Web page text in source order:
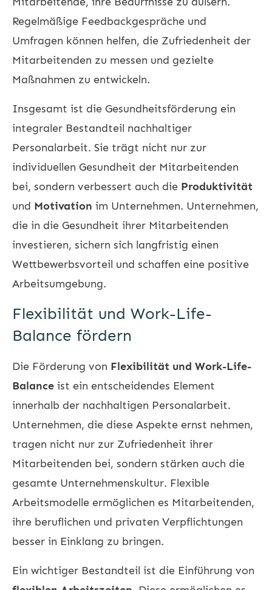
Regelmäßige Feedbackgespräche und
Umfragen können helfen, die Zufriedenheit der
Mitarbeitenden zu messen und gezielte
Maßnahmen zu entwickeln.
Insgesamt ist die Gesundheitsförderung ein
integraler Bestandteil nachhaltiger
Personalarbeit. Sie trägt nicht nur zur
individuellen Gesundheit der Mitarbeitenden
bei, sondern verbessert auch die Produktivität
und Motivation im Unternehmen. Unternehmen,
die in die Gesundheit ihrer Mitarbeitenden
investieren, sichern sich langfristig einen
Wettbewerbsvorteil und schaffen eine positive
Arbeitsumgebung.
Flexibilität und Work-Life-
Balance fördern
Die Förderung von Flexibilität und Work-Life-
Balance ist ein entscheidendes Element
innerhalb der nachhaltigen Personalarbeit.
Unternehmen, die diese Aspekte ernst nehmen,
tragen nicht nur zur Zufriedenheit ihrer
Mitarbeitenden bei, sondern stärken auch die
gesamte Unternehmenskultur. Flexible
Arbeitsmodelle ermöglichen es Mitarbeitenden,
ihre beruflichen und privaten Verpflichtungen
besser in Einklang zu bringen.
Ein wichtiger Bestandteil ist die Einführung von